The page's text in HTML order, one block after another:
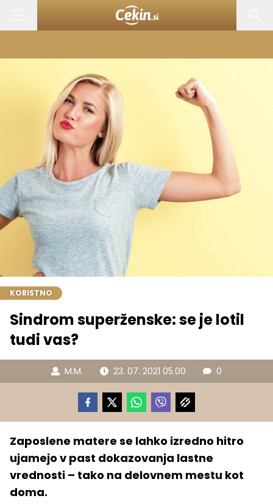
KORISTNO
Sindrom superženske: se je lotil
tudi vas?
M.M. 23. 07. 2021 05.00 0
Zaposlene matere se lahko izredno hitro
ujamejo v past dokazovanja lastne
vrednosti – tako na delovnem mestu kot
doma.